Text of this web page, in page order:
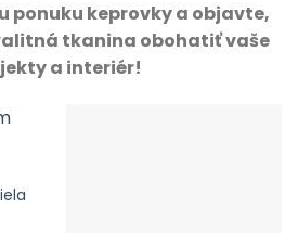
ponuku keprovky a objavte,
tkanina obohatiť vaše
a interiér!